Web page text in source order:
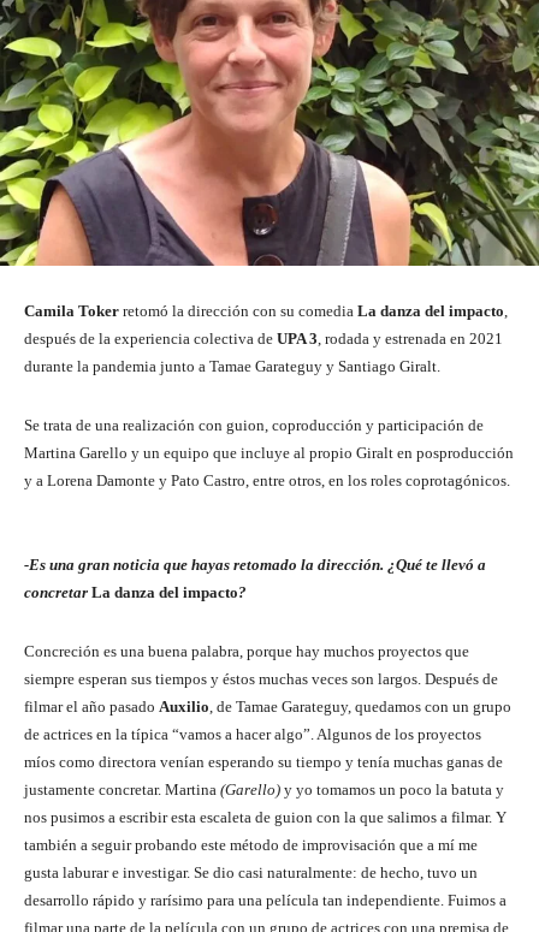
Camila Toker retomó la dirección con su comedia La danza del impacto
después de la experiencia colectiva de UPA 3 , rodada y estrenada en 2021
durante la pandemia junto a Tamae Garateguy y Santiago Giralt.
Se trata de una realización con guion, coproducción y participación de
Martina Garello y un equipo que incluye al propio Giralt en posproducción
y a Lorena Damonte y Pato Castro, entre otros, en los roles coprotagónicos.
-Es una gran noticia que hayas retomado la dirección. ¿Qué te llevó a
concretar La danza del impacto?
Concreción es una buena palabra, porque hay muchos proyectos que
siempre esperan sus tiempos y éstos muchas veces son largos. Después de
filmar el año pasado Auxilio , de Tamae Garateguy, quedamos con un grupo
de actrices en la típica “vamos a hacer algo”. Algunos de los proyectos
míos como directora venían esperando su tiempo y tenía muchas ganas de
justamente concretar. Martina (Garello) y yo tomamos un poco la batuta y
nos pusimos a escribir esta escaleta de guion con la que salimos a filmar. Y
también a seguir probando este método de improvisación que a mí me
gusta laburar e investigar. Se dio casi naturalmente: de hecho, tuvo un
desarrollo rápido y rarísimo para una película tan independiente. Fuimos a
filmar una parte de la película con un grupo de actrices con una premisa de